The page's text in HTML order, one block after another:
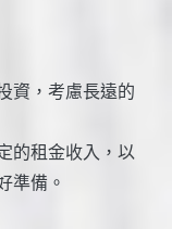
資，考慮長遠的
的租金收入，以
準備。